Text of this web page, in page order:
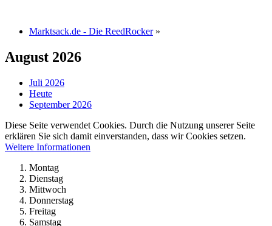
Marktsack.de - Die ReedRocker »
August 2026
Juli 2026
Heute
September 2026
Diese Seite verwendet Cookies. Durch die Nutzung unserer Seite
erklären Sie sich damit einverstanden, dass wir Cookies setzen.
Weitere Informationen
Montag
Dienstag
Mittwoch
Donnerstag
Freitag
Samstag